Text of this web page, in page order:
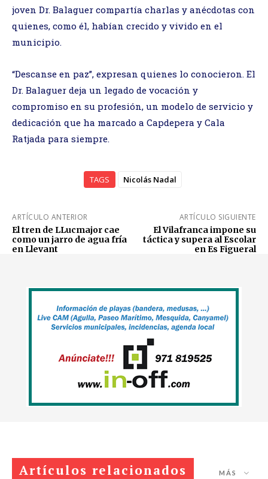
joven Dr. Balaguer compartía charlas y anécdotas con
quienes, como él, habían crecido y vivido en el
municipio.
“Descanse en paz”, expresan quienes lo conocieron. El
Dr. Balaguer deja un legado de vocación y
compromiso en su profesión, un modelo de servicio y
dedicación que ha marcado a Capdepera y Cala
Ratjada para siempre.
TAGS Nicolás Nadal
ARTÍCULO ANTERIOR
El tren de LLucmajor cae
como un jarro de agua fría
en Llevant
ARTÍCULO SIGUIENTE
El Vilafranca impone su
táctica y supera al Escolar
en Es Figueral
Artículos relacionados MÁS